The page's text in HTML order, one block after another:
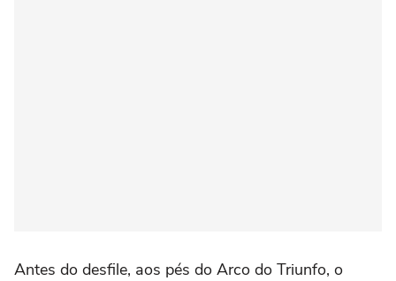
Antes do desfile, aos pés do Arco do Triunfo, o